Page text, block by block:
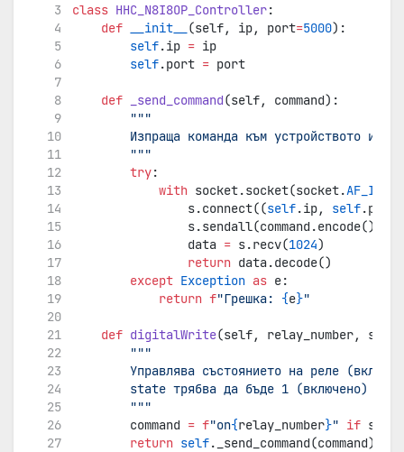
class HHC_N8I8OP_Controller:
def
__init__ (self, ip, port=5000):
self.ip = ip
self.port = port
def _send_command(self, command):
"""
Изпраща команда към устройството и
        """
try:
with socket.socket(socket.AF_INET
                s.connect((
self.ip, self
                s.sendall(command.encode())
                data
= s.recv(1024)
return data.decode()
except Exception as e:
return f"Грешка: {e}"
def digitalWrite(self, relay_number,
"""
Управлява състоянието на реле
state трябва да бъде 1 (включено) или
        """
        command
= f"on{relay_number}" if
return self._send_command(command)